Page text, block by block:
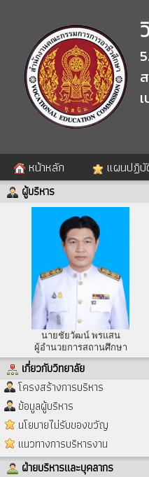
หน้าหลัก แผนปฏิบั
ผู้บริหาร
นายชัยวัฒน์ พรแสน
ผู้อำนวยการสถานศึกษา
เกี่ยวกับวิทยาลัย
โครงสร้างการบริหาร
ข้อมูลผู้บริหาร
นโยบายไม่รับของขวัญ
แนวทางการบริหารงาน
ฝ่ายบริหารและบุคลากร